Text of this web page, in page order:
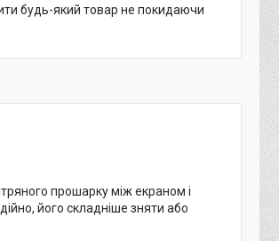
будь-який товар не покидаючи
прошарку між екраном і
його складніше зняти або